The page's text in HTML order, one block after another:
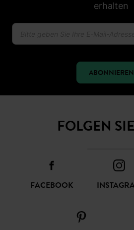
erhalten
ABONNIEREN
FOLGEN
FACEBOOK